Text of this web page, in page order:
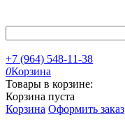
+7 (964) 548-11-38
0Корзина
Товары в корзине:
Корзина пуста
Корзина Оформить заказ